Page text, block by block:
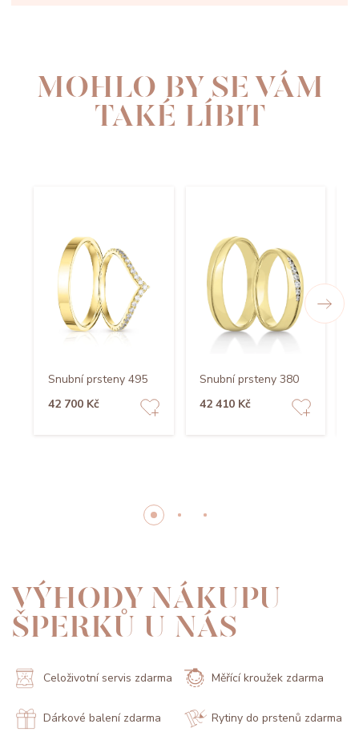
MOHLO BY SE VÁM
TAKÉ LÍBIT
Snubní prsteny 495
42 700 Kč
Snubní prsteny 380
42 410 Kč
VÝHODY NÁKUPU
ŠPERKŮ U NÁS
Celoživotní servis zdarma Měřící kroužek zdarma
Dárkové balení zdarma Rytiny do prstenů zdarma